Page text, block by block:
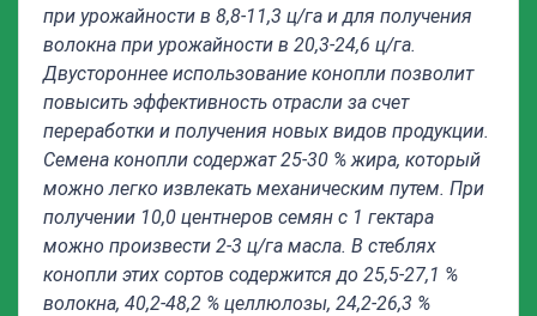
при урожайности в 8,8-11,3 ц/га и для получения
волокна при урожайности в 20,3-24,6 ц/га.
Двустороннее использование конопли позволит
повысить эффективность отрасли за счет
переработки и получения новых видов продукции.
Семена конопли содержат 25-30 % жира, который
можно легко извлекать механическим путем. При
получении 10,0 центнеров семян с 1 гектара
можно произвести 2-3 ц/га масла. В стеблях
конопли этих сортов содержится до 25,5-27,1 %
волокна, 40,2-48,2 % целлюлозы, 24,2-26,3 %